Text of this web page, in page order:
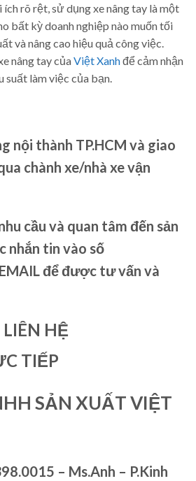
rõ rệt, sử dụng xe nâng tay là một
bất kỳ doanh nghiệp nào muốn tối
và nâng cao hiệu quả công việc.
nâng tay củaViệt Xanhđể cảm nhận
làm việc của bạn.
nội thành TP.HCM và giao
chành xe/nhà xe vận
cầu và quan tâm đến sản
nhắn tin vào số
để được tư vấn và
HỆ
TIẾP
SẢN XUẤT VIỆT
– Ms.Anh – P.Kinh